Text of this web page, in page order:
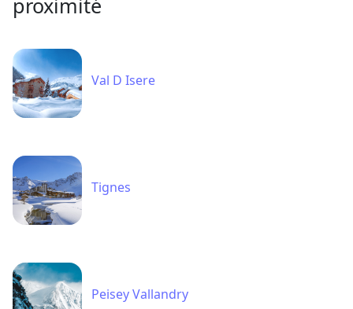
proximité
Val D Isere
Tignes
Peisey Vallandry